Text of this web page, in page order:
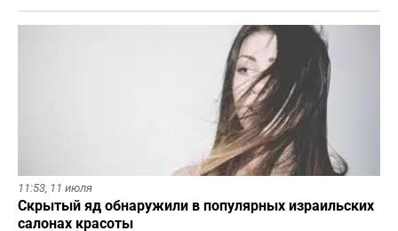
11:53, 11 июля
Скрытый яд обнаружили в популярных израильских
салонах красоты